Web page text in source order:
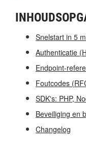
Snelstart in 5
Authenticatie
Endpoint-
Foutcodes
SDK's: PHP,
Beveiliging en
Changelog